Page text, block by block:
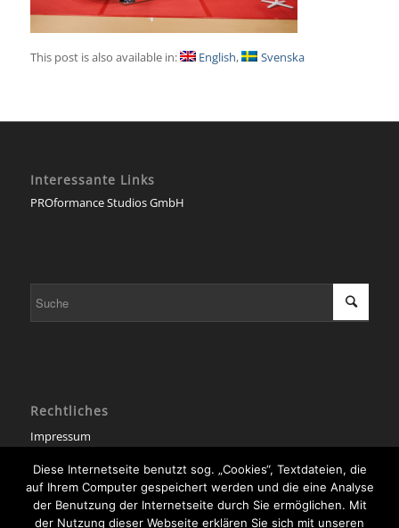
This post is also available in: English Svenska
Interessante Links
PROformance Studios GmbH
Rechtliches
Impressum
Datenschutzerklärung
Diese Seite verwendet Cookies. Mit der Weiternutzung der Seite,
stimmst du die Verwendung von Cookies zu.
Diese Internetseite benutzt sog. „Cookies“, Textdateien, die
auf Ihrem Computer gespeichert werden und die eine Analyse
der Benutzung der Internetseite durch Sie ermöglichen. Mit
der Nutzung dieser Webseite erklären Sie sich mit unseren